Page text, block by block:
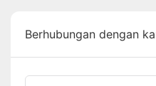
Berhubungan dengan